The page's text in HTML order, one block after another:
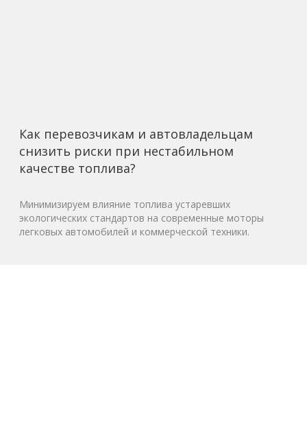
Как перевозчикам и автовладельцам
снизить риски при нестабильном
качестве топлива?
Минимизируем влияние топлива устаревших
экологических стандартов на современные моторы
легковых автомобилей и коммерческой техники.